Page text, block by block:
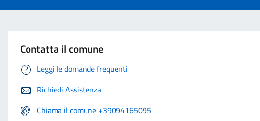
Contatta il comune
Leggi le domande frequenti
Richiedi Assistenza
Chiama il comune +39094165095